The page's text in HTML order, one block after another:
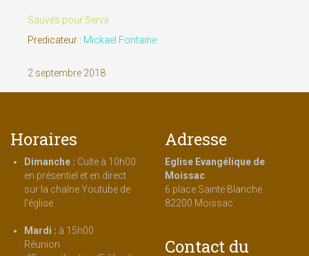
Sauvés pour Servir
Predicateur : Mickael Fontaine
2 septembre 2018
Horaires
Dimanche : Culte à 10h00
en présentiel et en direct
sur la chaîne Youtube de
l'église
Mardi : à 15h00
Réunion
Adresse
Eglise Evangélique de
Moissac
6 place Sainte Blanche
82200 Moissac
Contact du